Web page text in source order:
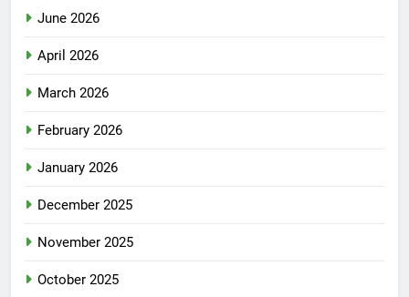
June 2026
April 2026
March 2026
February 2026
January 2026
December 2025
November 2025
October 2025